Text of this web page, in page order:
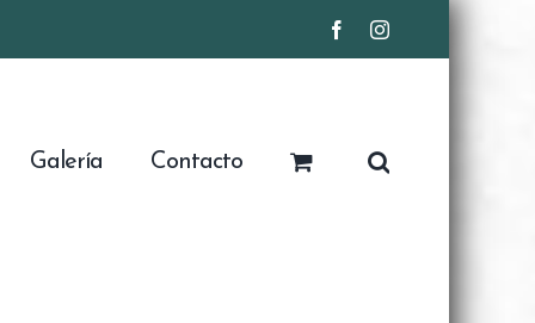
FacebookInstagram
Galería Contacto